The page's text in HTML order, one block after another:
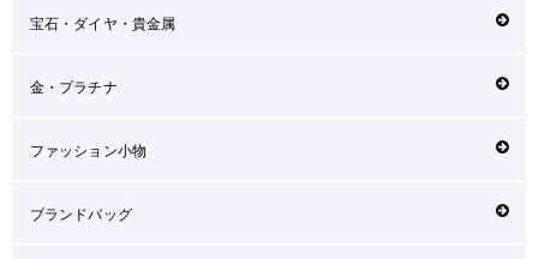
宝石・ダイヤ・貴金属
金・プラチナ
ファッション小物
ブランドバッグ